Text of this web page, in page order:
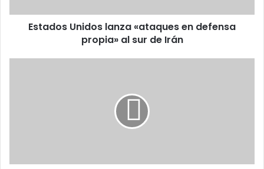
sur
Estados Unidos lanza «ataques en defensa
propia» al sur de Irán
en